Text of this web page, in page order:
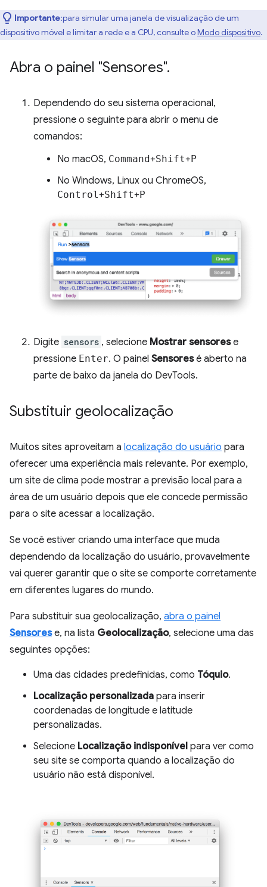
Importante:para simular uma janela de visualização de um
dispositivo móvel e limitar a rede e a CPU, consulte oModo dispositivo.
Abra o painel "Sensores".
Dependendo do seu sistema operacional,
pressione o seguinte para abrir o menu de
comandos:
No macOS, Command+Shift+P
No Windows, Linux ou ChromeOS,
Control+Shift+P
Digite sensors , selecione Mostrar sensorese
pressione Enter. O painel Sensoresé aberto na
parte de baixo da janela do DevTools.
Substituir geolocalização
Muitos sites aproveitam a localização do usuário para
oferecer uma experiência mais relevante. Por exemplo,
um site de clima pode mostrar a previsão local para a
área de um usuário depois que ele concede permissão
para o site acessar a localização.
Se você estiver criando uma interface que muda
dependendo da localização do usuário, provavelmente
vai querer garantir que o site se comporte corretamente
em diferentes lugares do mundo.
Para substituir sua geolocalização, abra o painel
Sensorese, na lista Geolocalização, selecione uma das
seguintes opções:
Uma das cidades predefinidas, como Tóquio.
Localização personalizada para inserir
coordenadas de longitude e latitude
personalizadas.
Selecione Localização indisponível para ver como
seu site se comporta quando a localização do
usuário não está disponível.